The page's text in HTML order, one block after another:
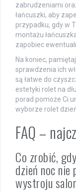
zabrudzeniami
łańcuszki, aby
przypadku, gdy w
montażu
zapobiec
Na koniec,
sprawdzenia ich
są łatwe do
estetyki rolet na
porad pomoże Ci
wyborze rolet
FAQ –
Co zrobić,
dzień noc nie
wystroju